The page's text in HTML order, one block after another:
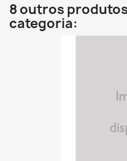
8 outros
categoria: